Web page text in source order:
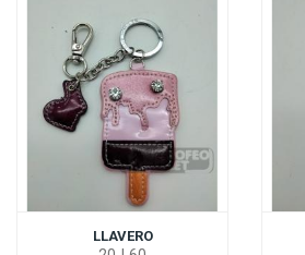
LLAVERO